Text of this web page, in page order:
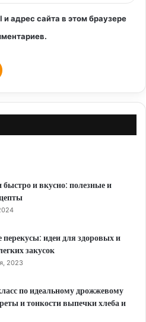
адрес сайта в этом браузере
и вкусно: полезные и
перекусы: идеи для здоровых и
закусок
2023
по идеальному дрожжевому
и тонкости выпечки хлеба и